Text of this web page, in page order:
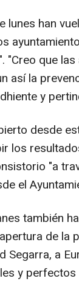
lunes han
"Creo que
así la
y
desde
los
"a
el
también
de la
Segarra, a
y